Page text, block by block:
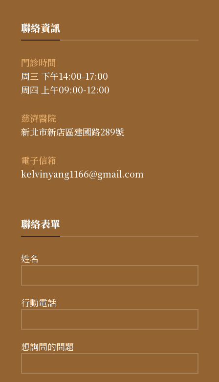
聯絡資訊
門診時間
周三 下午14:00-17:00
周四 上午09:00-12:00
慈濟醫院
新北市新店區建國路289號
電子信箱
kelvinyang1166@gmail.com
聯絡表單
姓名
行動電話
想詢問的問題